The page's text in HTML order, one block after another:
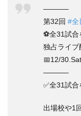
———–
第32回 #全
⚽全31試
独占ライブ
📅12/
———–
✅全31試
出場校や1